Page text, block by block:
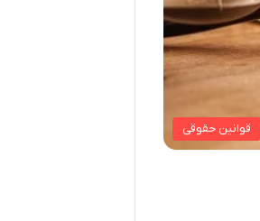
قوانین حقوقی